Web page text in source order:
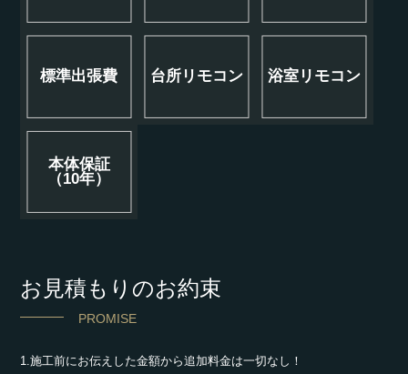
標準出張費 台所リモコン 浴室リモコン
本体保証
（10年）
お見積もりのお約束
PROMISE
1.施工前にお伝えした金額から追加料金は一切なし！